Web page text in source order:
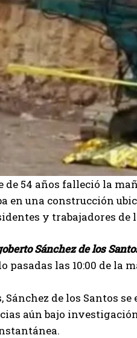
de 54 años falleció la
una construcción
y trabajadores de
Sánchez de los
pasadas las 10:00 de la
de los Santos
aún bajo